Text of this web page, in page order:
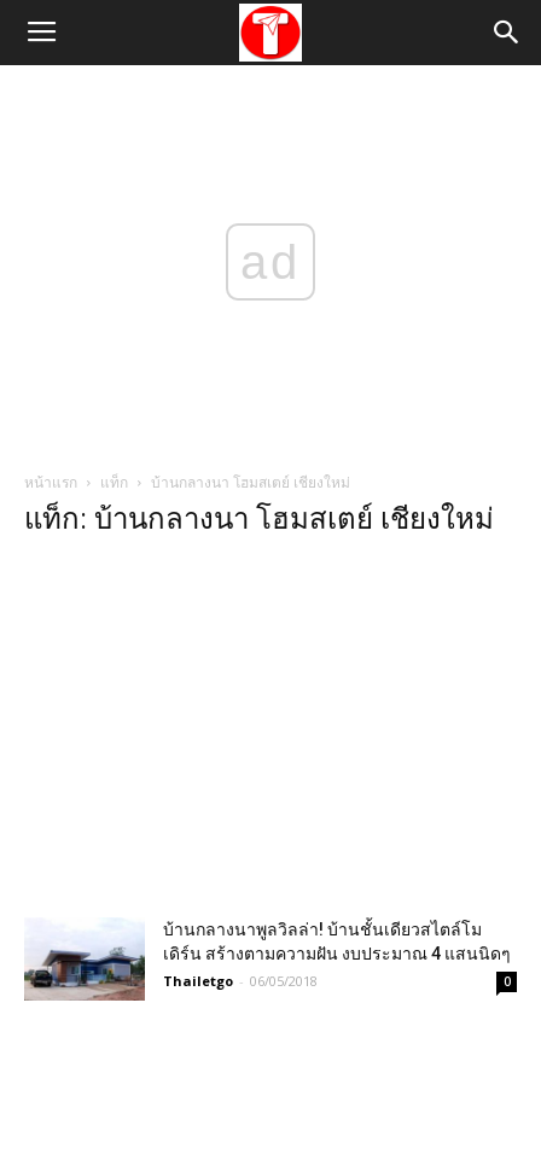
ad
หน้าแรก แท็ก บ้านกลางนา โฮมสเตย์ เชียงใหม่
แท็ก: บ้านกลางนา โฮมสเตย์ เชียงใหม่
บ้านกลางนาพูลวิลล่า! บ้านชั้นเดียวสไตล์โม
เดิร์น สร้างตามความฝัน งบประมาณ 4 แสนนิดๆ
Thailetgo - 06/05/2018 0